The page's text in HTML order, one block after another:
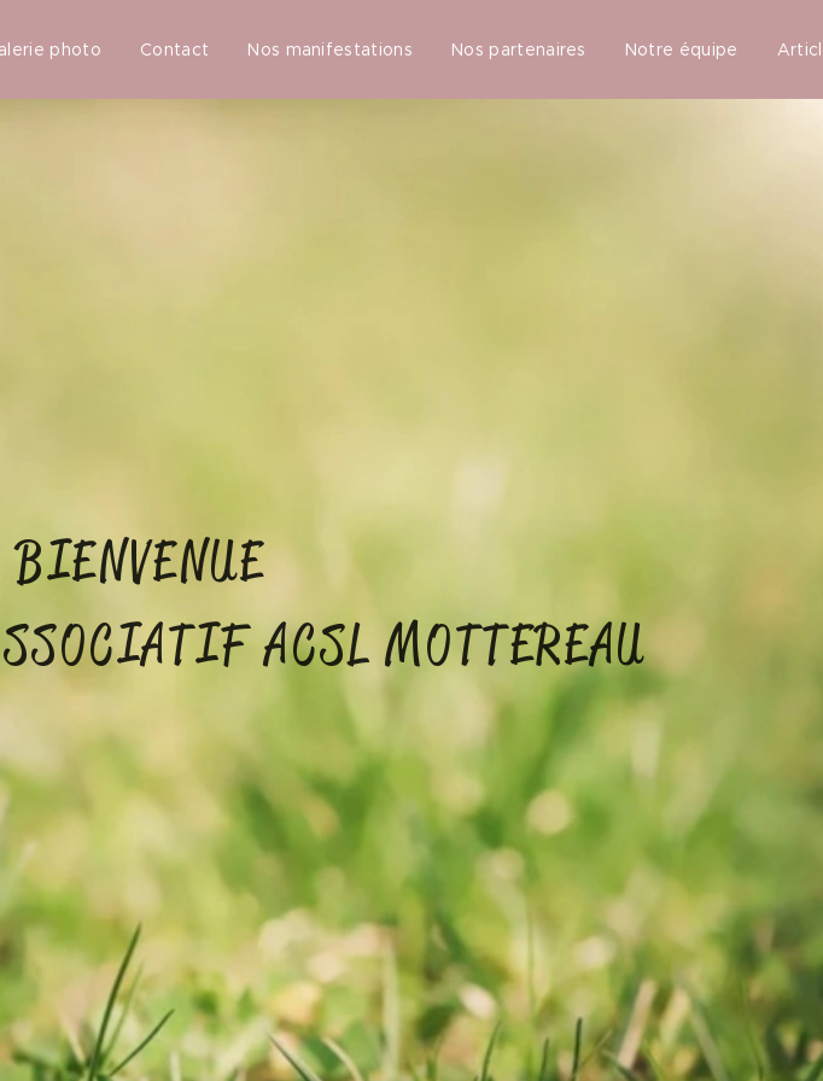
photo Contact Nos manifestations Nos partenaires Notre équipe
ACSL MOTTEREAU